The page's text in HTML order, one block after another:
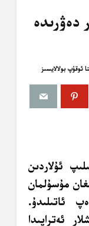
دەۋرىدە
ئۇلاردىن
مۇسۇلمان
ئاتىلىدۇ.
ئەتراپىدا